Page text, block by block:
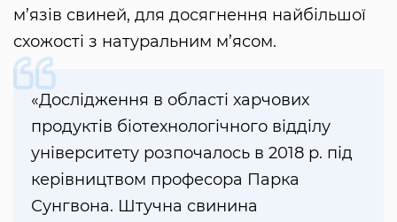
м’язів свиней, для досягнення найбільшої
схожості з натуральним м’ясом.
«Дослідження в області харчових
продуктів біотехнологічного відділу
університету розпочалось в 2018 р. під
керівництвом професора Парка
Сунгвона. Штучна свинина